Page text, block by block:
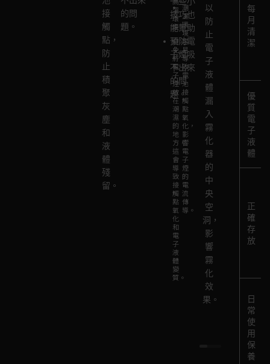
接
觸
點，
防
止
積
聚
灰
塵
和
液
體
殘
留。
徹
底
的問
題。
溫
環
境。
避
免
將
電
子
煙
放
在
潮
濕
的
地
方，
這
會
導
致
接
觸
點
氧
化
和
電
子
液
體
變
質。
潮
濕
環
境
容
易
導
致
電
池
接
觸
點
氧
化，
影
響
電
子
煙
的
電
流
傳
導。
技巧也
能幫助
預防電
子煙吸
不出來
的問
題。
以
防
止
電
子
液
體
漏
入
霧
化
器
的
中
央
空
洞，
影
響
霧
化
效
果。
率，
定
期
更
器
可
以
確
保
能
和
口
感。
每
月
清
潔
優
質
電
子
液
體
正
確
存
放
日
常
使
用
保
養